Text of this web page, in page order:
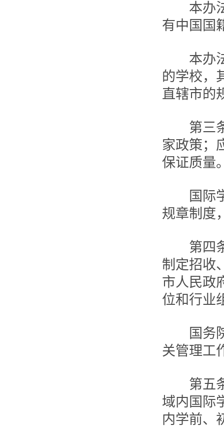
本办法
有中国国
本办法
的学校，
直辖市的
第三条
家政策；
保证质量
国际学
规章制度
第四条
制定招收
市人民政
位和行业
国务院
关管理工
第五条
域内国际
内学前、